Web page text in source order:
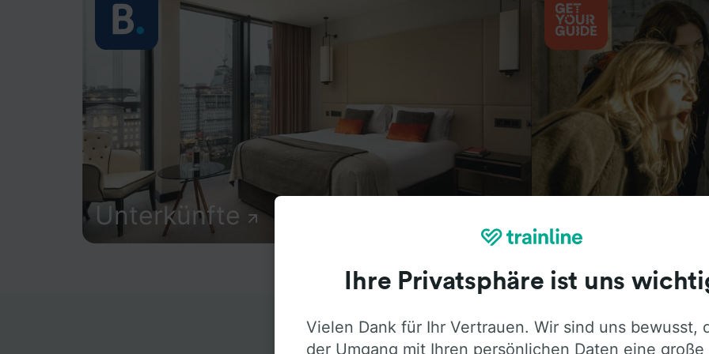
Unterkünfte
Die ehrliche Meinung von Trainline-
Ihre Privatsphäre ist uns
Vielen Dank für Ihr Vertrauen. Wir sind uns bewusst,
der Umgang mit Ihren persönlichen Daten eine große